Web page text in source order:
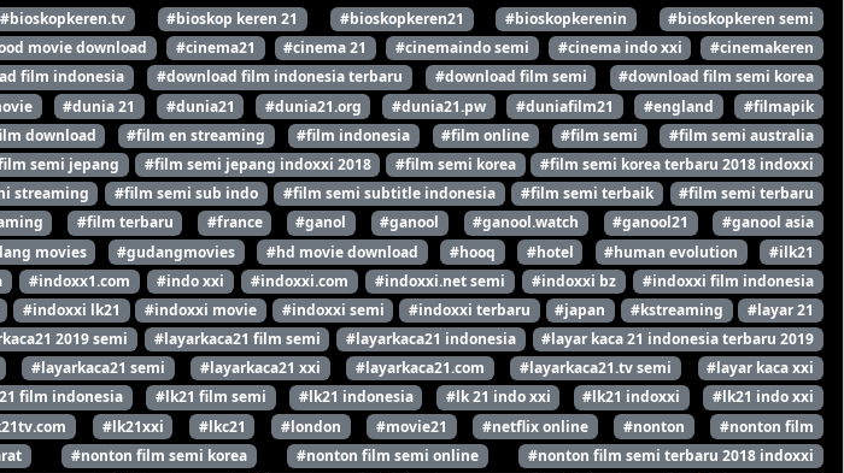
#bioskopkeren.tv #bioskop keren 21 #bioskopkeren21 #bioskopkerenin
#bioskopkeren semi
movie download #cinema21 #cinema 21 #cinemaindo semi #cinema indo xxi
#cinemakeren
film indonesia #download film indonesia terbaru #download film semi
#download film semi korea
#dunia 21 #dunia21 #dunia21.org #dunia21.pw #duniafilm21 #england
#filmapik
download #film en streaming #film indonesia #film online #film semi
#film semi australia
semi jepang #film semi jepang indoxxi 2018 #film semi korea
#film semi korea terbaru 2018 indoxxi
streaming #film semi sub indo #film semi subtitle indonesia #film semi terbaik
#film semi terbaru
#film terbaru #france #ganol #ganool #ganool.watch #ganool21
#ganool asia
movies #gudangmovies #hd movie download #hooq #hotel #human evolution
#ilk21
#indoxx1.com #indo xxi #indoxxi.com #indoxxi.net semi #indoxxi bz
#indoxxi film indonesia
#indoxxi lk21 #indoxxi movie #indoxxi semi #indoxxi terbaru #japan #kstreaming
#layar 21
2019 semi #layarkaca21 film semi #layarkaca21 indonesia
#layar kaca 21 indonesia terbaru 2019
#layarkaca21 semi #layarkaca21 xxi #layarkaca21.com #layarkaca21.tv semi
#layar kaca xxi
film indonesia #lk21 film semi #lk21 indonesia #lk 21 indo xxi #lk21 indoxxi
#lk21 indo xxi
#lk21xxi #lkc21 #london #movie21 #netflix online #nonton
#nonton film
#nonton film semi korea #nonton film semi online
#nonton film semi terbaru 2018 indoxxi